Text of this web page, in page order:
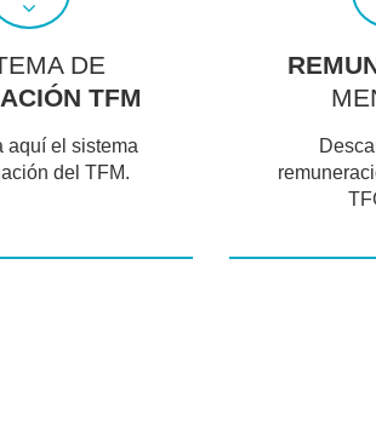
DE
TFM
aquí el sistema
del TFM.